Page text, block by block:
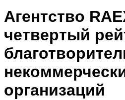
Агентство
четвертый
организаций